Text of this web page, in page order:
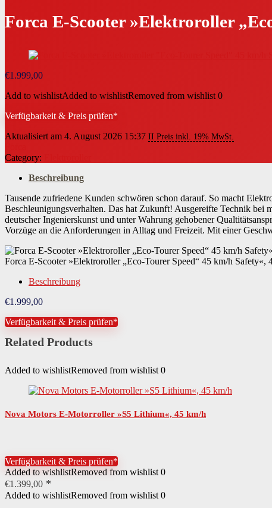
Forca E-Scooter »Elektroroller
€1.999,00
Add to wishlistAdded to wishlistRemoved from wishlist 0
Verfügbarkeit & Preis prüfen*
Aktualisiert am 4. August 2026 15:37 II Preis inkl. 19% MwSt.
Category:
Beschreibung
Tausende zufriedene Kunden schwören schon darauf. So macht
Beschleunigungsverhalten. Das hat Zukunft! Ausgereifte Technik bei
deutscher Ingenierskunst und unter Wahrung gehobener
Vorzüge an die Anforderungen in Alltag und Freizeit. Mit einer
Forca E-Scooter »Elektroroller „Eco-Tourer Speed“ 45 km/h Safety«,
Beschreibung
€1.999,00
Verfügbarkeit & Preis prüfen*
Related Products
Added to wishlistRemoved from wishlist 0
Nova Motors E-Motorroller »S5 Lithium«, 45 km/h
Verfügbarkeit & Preis prüfen*
Added to wishlistRemoved from wishlist 0
€1.399,00
Added to wishlistRemoved from wishlist 0